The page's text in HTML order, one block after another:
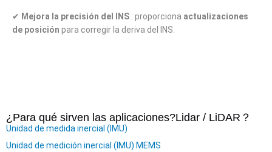
✔ Mejora la precisión del INS : proporciona actualizaciones
de posición para corregir la deriva del INS.
¿Para qué sirven las aplicaciones?Lidar / LiDAR ？
Unidad de medida inercial (IMU)
Unidad de medición inercial (IMU) MEMS